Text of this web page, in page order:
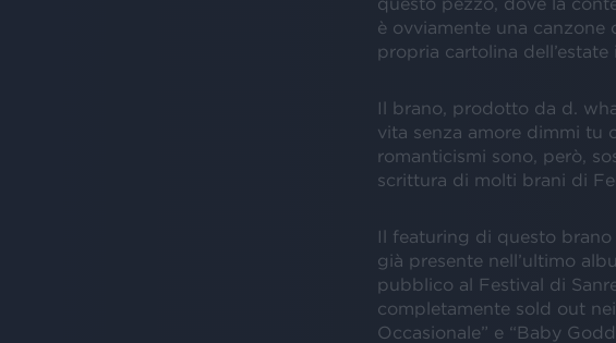
è ovviamente una canzone
propria cartolina dell’estate
Il brano, prodotto da d.
vita senza amore dimmi tu
romanticismi sono, però,
scrittura di molti brani di
Il featuring di questo
già presente nell’ultimo
pubblico al Festival di
completamente sold out
Occasionale” e “Baby